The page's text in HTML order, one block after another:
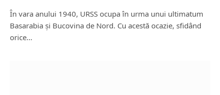
În vara anului 1940, URSS ocupa în urma unui ultimatum
Basarabia și Bucovina de Nord. Cu acestă ocazie, sfidând
orice…